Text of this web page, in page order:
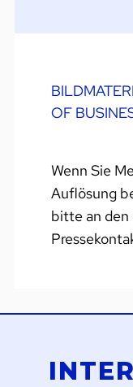
OF
Wenn Sie
Auflösung
bitte an den